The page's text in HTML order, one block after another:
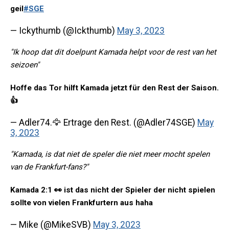
geil#SGE
— Ickythumb (@Ickthumb) May 3, 2023
"Ik hoop dat dit doelpunt Kamada helpt voor de rest van het
seizoen"
Hoffe das Tor hilft Kamada jetzt für den Rest der Saison.
👍
— Adler74.🦅 Ertrage den Rest. (@Adler74SGE) May
3, 2023
"Kamada, is dat niet de speler die niet meer mocht spelen
van de Frankfurt-fans?"
Kamada 2:1 👀 ist das nicht der Spieler der nicht spielen
sollte von vielen Frankfurtern aus haha
— Mike (@MikeSVB) May 3, 2023